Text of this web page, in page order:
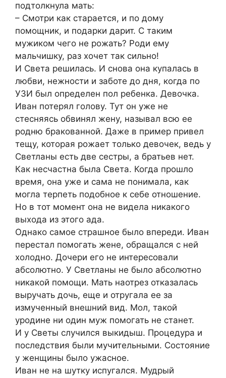
подтолкнула мать:
– Смотри как старается, и по дому
помощник, и подарки дарит. С таким
мужиком чего не рожать? Роди ему
мальчишку, раз хочет так сильно!
И Света решилась. И снова она купалась в
любви, нежности и заботе до дня, когда по
УЗИ был определен пол ребенка. Девочка.
Иван потерял голову. Тут он уже не
стесняясь обвинял жену, называл всю ее
родню бракованной. Даже в пример привел
тещу, которая рожает только девочек, ведь у
Светланы есть две сестры, а братьев нет.
Как несчастна была Света. Когда прошло
время, она уже и сама не понимала, как
могла терпеть подобное к себе отношение.
Но в тот момент она не видела никакого
выхода из этого ада.
Однако самое страшное было впереди. Иван
перестал помогать жене, обращался с ней
холодно. Дочери его не интересовали
абсолютно. У Светланы не было абсолютно
никакой помощи. Мать наотрез отказалась
выручать дочь, еще и отругала ее за
измученный внешний вид. Мол, такой
уродине ни один муж помогать не станет.
И у Светы случился выкидыш. Процедура и
последствия были мучительными. Состояние
у женщины было ужасное.
Иван не на шутку испугался. Мудрый